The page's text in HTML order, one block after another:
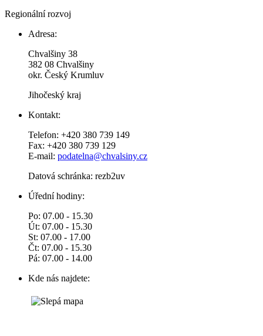
Regionální rozvoj
Adresa:
Chvalšiny 38
382 08 Chvalšiny
okr. Český Krumluv
Jihočeský kraj
Kontakt:
Telefon: +420 380 739 149
Fax: +420 380 739 129
E-mail: podatelna@chvalsiny.cz
Datová schránka: rezb2uv
Úřední hodiny:
Po: 07.00 - 15.30
Út: 07.00 - 15.30
St: 07.00 - 17.00
Čt: 07.00 - 15.30
Pá: 07.00 - 14.00
Kde nás najdete: